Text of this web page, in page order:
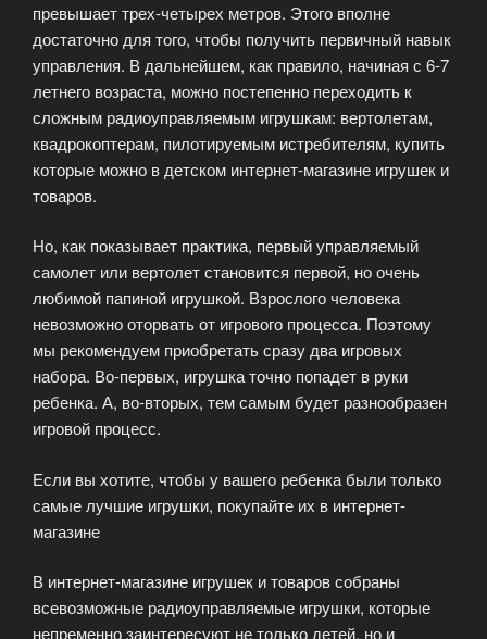
превышает трех-четырех метров. Этого вполне
достаточно для того, чтобы получить первичный навык
управления. В дальнейшем, как правило, начиная с 6-7
летнего возраста, можно постепенно переходить к
сложным радиоуправляемым игрушкам: вертолетам,
квадрокоптерам, пилотируемым истребителям, купить
которые можно в детском интернет-магазине игрушек и
товаров.
Но, как показывает практика, первый управляемый
самолет или вертолет становится первой, но очень
любимой папиной игрушкой. Взрослого человека
невозможно оторвать от игрового процесса. Поэтому
мы рекомендуем приобретать сразу два игровых
набора. Во-первых, игрушка точно попадет в руки
ребенка. А, во-вторых, тем самым будет разнообразен
игровой процесс.
Если вы хотите, чтобы у вашего ребенка были только
самые лучшие игрушки, покупайте их в интернет-
магазине
В интернет-магазине игрушек и товаров собраны
всевозможные радиоуправляемые игрушки, которые
непременно заинтересуют не только детей, но и